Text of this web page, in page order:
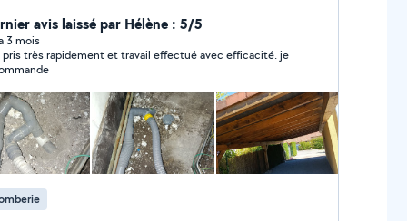
pour cela que j'ai décidé de proposé
aide sur ce site. Je peux aussi vous débarrasser
encombrants, vide maison et déchetterie. Je suis
ponctuel et motivé. N'hésitez pas à m'envoyer
demande, Je suis toujours disponible pour
répondre à vos attentes. Bien cordialement, David
avis laissé par Hélène : 5/5
3 mois
pris très rapidement et travail effectué avec efficacité. je